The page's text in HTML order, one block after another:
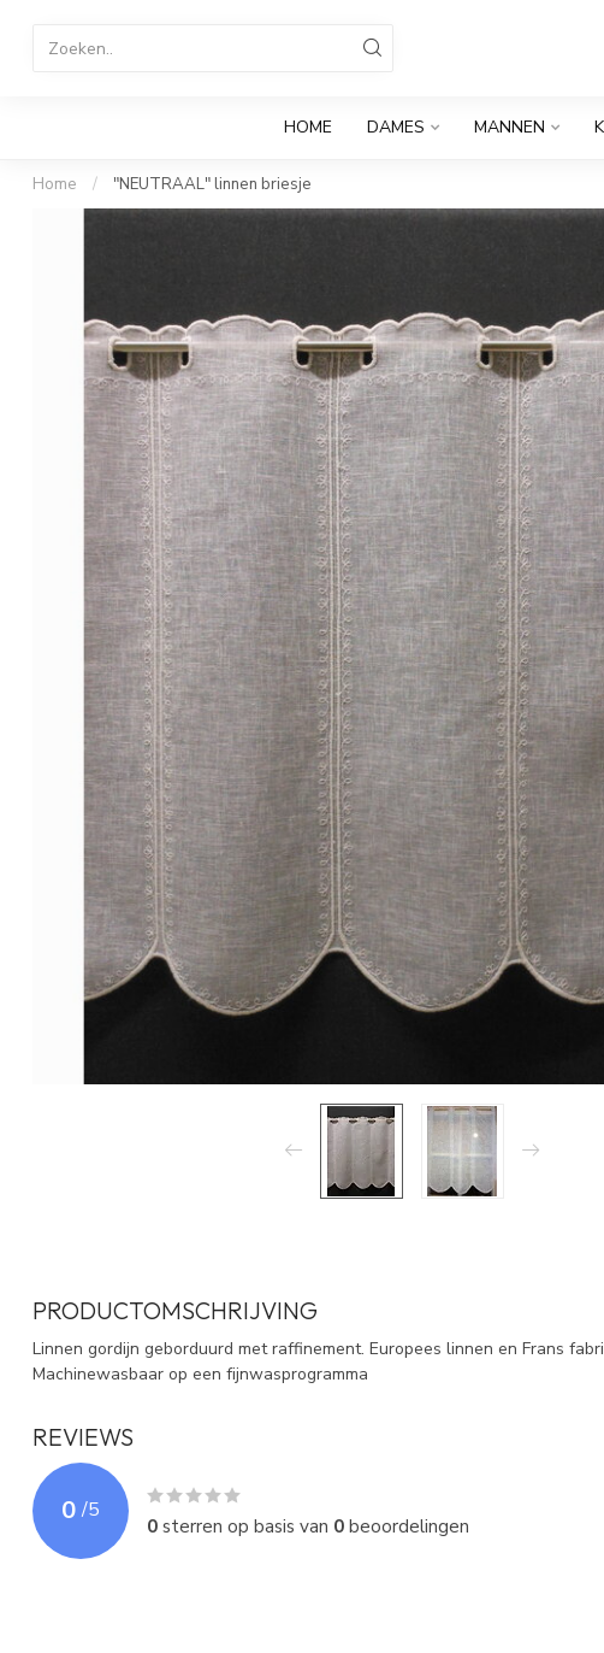
HOME DAMES MANNEN
Home / "NEUTRAAL" linnen briesje
PRODUCTOMSCHRIJVING
Linnen gordijn geborduurd met raffinement. Europees linnen en Frans
Machinewasbaar op een fijnwasprogramma
REVIEWS
0 /5
0sterren op basis van 0beoordelingen